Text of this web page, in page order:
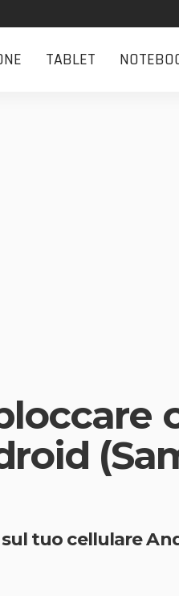
TABLET
tuo cellulare